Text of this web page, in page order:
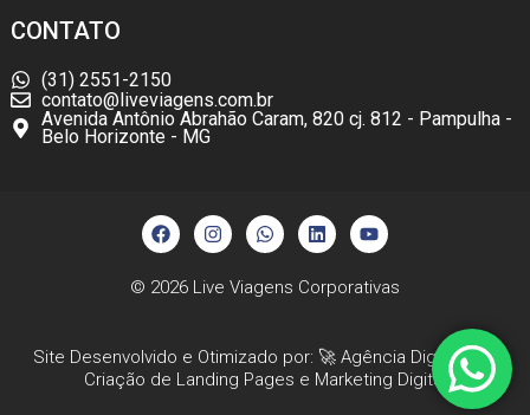
CONTATO
(31) 2551-2150
contato@liveviagens.com.br
Avenida Antônio Abrahão Caram, 820 cj. 812 - Pampulha -
Belo Horizonte - MG
F
a
c
b
I
n
s
a
m
W
h
a
s
L
i
n
e
n
Y
o
u
u
© 2026 Live Viagens Corporativas
Site Desenvolvido e Otimizado por: 🚀 Agência Digital HGX
Criação de Landing Pages e Marketing Digital